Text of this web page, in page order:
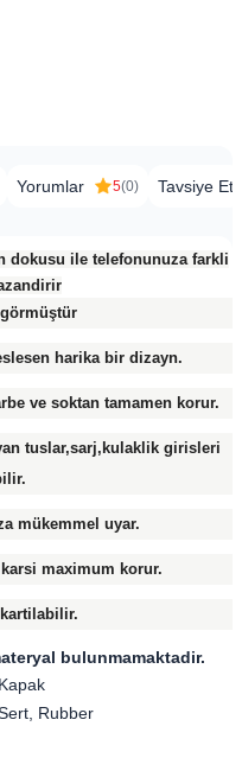
Yorumlar 5(0) Tavsiye Et
dokusu ile telefonunuza farkli
harika bir dizayn.
ve soktan tamamen korur.
tuslar,sarj,kulaklik girisleri
mükemmel uyar.
maximum korur.
bulunmamaktadir.
Kapak
Rubber